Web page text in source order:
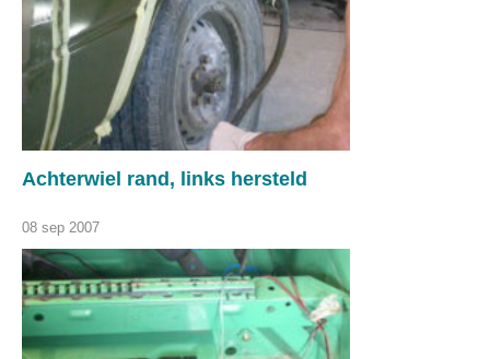
Achterwiel rand, links hersteld
08 sep 2007